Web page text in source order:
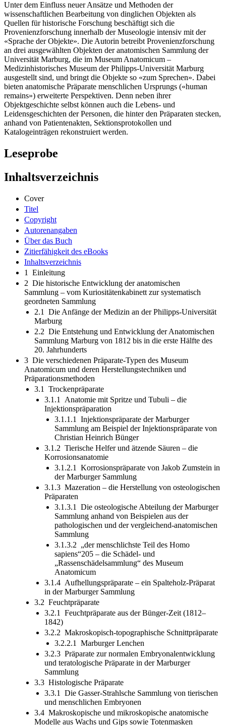
Unter dem Einfluss neuer Ansätze und Methoden der
wissenschaftlichen Bearbeitung von dinglichen Objekten als
Quellen für historische Forschung beschäftigt sich die
Provenienzforschung innerhalb der Museologie intensiv mit der
«Sprache der Objekte». Die Autorin betreibt Provenienzforschung
an drei ausgewählten Objekten der anatomischen Sammlung der
Universität Marburg, die im Museum Anatomicum –
Medizinhistorisches Museum der Philipps-Universität Marburg
ausgestellt sind, und bringt die Objekte so «zum Sprechen». Dabei
bieten anatomische Präparate menschlichen Ursprungs («human
remains») erweiterte Perspektiven. Denn neben ihrer
Objektgeschichte selbst können auch die Lebens- und
Leidensgeschichten der Personen, die hinter den Präparaten stecken,
anhand von Patientenakten, Sektionsprotokollen und
Katalogeinträgen rekonstruiert werden.
Leseprobe
Inhaltsverzeichnis
Cover
Titel
Copyright
Autorenangaben
Über das Buch
Zitierfähigkeit des eBooks
Inhaltsverzeichnis
1 Einleitung
2 Die historische Entwicklung der anatomischen
Sammlung – vom Kuriositätenkabinett zur systematisch
geordneten Sammlung
2.1 Die Anfänge der Medizin an der Philipps-Universität
Marburg
2.2 Die Entstehung und Entwicklung der Anatomischen
Sammlung Marburg von 1812 bis in die erste Hälfte des
20. Jahrhunderts
3 Die verschiedenen Präparate-Typen des Museum
Anatomicum und deren Herstellungstechniken und
Präparationsmethoden
3.1 Trockenpräparate
3.1.1 Anatomie mit Spritze und Tubuli – die
Injektionspräparation
3.1.1.1 Injektionspräparate der Marburger
Sammlung am Beispiel der Injektionspräparate von
Christian Heinrich Bünger
3.1.2 Tierische Helfer und ätzende Säuren – die
Korrosionsanatomie
3.1.2.1 Korrosionspräparate von Jakob Zumstein in
der Marburger Sammlung
3.1.3 Mazeration – die Herstellung von osteologischen
Präparaten
3.1.3.1 Die osteologische Abteilung der Marburger
Sammlung anhand von Beispielen aus der
pathologischen und der vergleichend-anatomischen
Sammlung
3.1.3.2 „der menschlichste Teil des Homo
sapiens“205 – die Schädel- und
„Rassenschädelsammlung“ des Museum
Anatomicum
3.1.4 Aufhellungspräparate – ein Spalteholz-Präparat
in der Marburger Sammlung
3.2 Feuchtpräparate
3.2.1 Feuchtpräparate aus der Bünger-Zeit (1812–
1842)
3.2.2 Makroskopisch-topographische Schnittpräparate
3.2.2.1 Marburger Lenchen
3.2.3 Präparate zur normalen Embryonalentwicklung
und teratologische Präparate in der Marburger
Sammlung
3.3 Histologische Präparate
3.3.1 Die Gasser-Strahlsche Sammlung von tierischen
und menschlichen Embryonen
3.4 Makroskopische und mikroskopische anatomische
Modelle aus Wachs und Gips sowie Totenmasken